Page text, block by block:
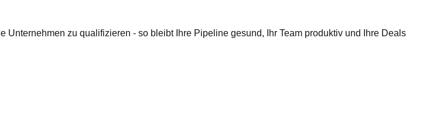
zu qualifizieren - so bleibt Ihre Pipeline gesund, Ihr Team produktiv und Ihre Deals